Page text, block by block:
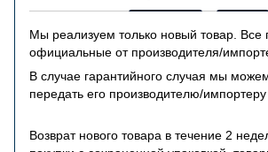
Мы реализуем только новый товар. Все
официальные от производителя/
В случае гарантийного случая мы
передать его производителю/импортеру
Возврат нового товара в течение 2